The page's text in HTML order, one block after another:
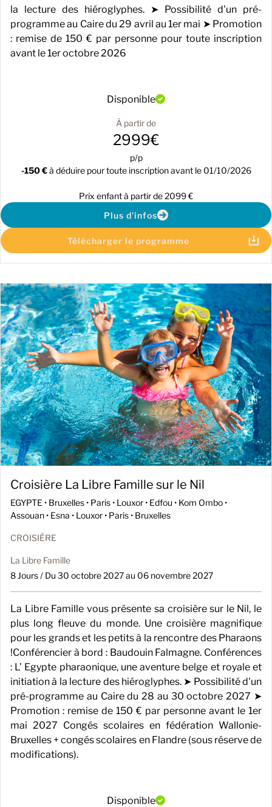
la lecture des hiéroglyphes. ➤ Possibilité d'un pré-
programme au Caire du 29 avril au 1er mai ➤ Promotion
: remise de 150 € par personne pour toute inscription
avant le 1er octobre 2026
Disponible
À partir de
2999€
p/p
-150 €à déduire pour toute inscription avant le 01/10/2026
Prix enfant à partir de 2099 €
Plus d'infos
Télécharger le programme
Croisière La Libre Famille sur le Nil
EGYPTE • Bruxelles • Paris • Louxor • Edfou • Kom Ombo •
Assouan • Esna • Louxor • Paris • Bruxelles
CROISIÈRE
La Libre Famille
8 Jours / Du 30 octobre 2027 au 06 novembre 2027
La Libre Famille vous présente sa croisière sur le Nil, le
plus long fleuve du monde. Une croisière magnifique
pour les grands et les petits à la rencontre des Pharaons
!Conférencier à bord : Baudouin Falmagne. Conférences
: L’ Egypte pharaonique, une aventure belge et royale et
initiation à la lecture des hiéroglyphes. ➤ Possibilité d'un
pré-programme au Caire du 28 au 30 octobre 2027 ➤
Promotion : remise de 150 € par personne avant le 1er
mai 2027 Congés scolaires en fédération Wallonie-
Bruxelles + congés scolaires en Flandre (sous réserve de
modifications).
Disponible